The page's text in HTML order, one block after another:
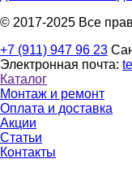
© 2017-2025 Все
+7 (911) 947 96 23
Электронная почта:
Каталог
Монтаж и ремонт
Оплата и доставка
Акции
Статьи
Контакты